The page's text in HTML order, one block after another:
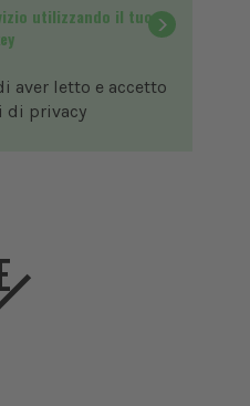
utilizzando il tuo
aver letto e accetto
di privacy